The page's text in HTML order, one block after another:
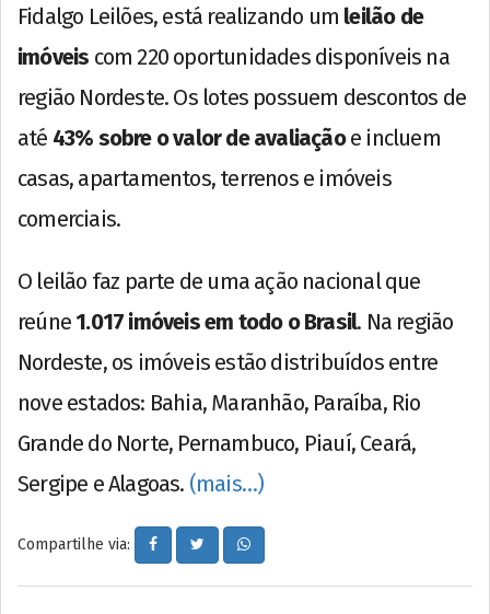
Fidalgo Leilões, está realizando um leilão de
imóveis com 220 oportunidades disponíveis na
região Nordeste. Os lotes possuem descontos de
até 43% sobre o valor de avaliaçãoe incluem
casas, apartamentos, terrenos e imóveis
comerciais.
O leilão faz parte de uma ação nacional que
reúne 1.017 imóveis em todo o Brasil. Na região
Nordeste, os imóveis estão distribuídos entre
nove estados: Bahia, Maranhão, Paraíba, Rio
Grande do Norte, Pernambuco, Piauí, Ceará,
Sergipe e Alagoas. (mais…)
Compartilhe via: